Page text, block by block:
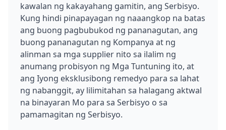
kawalan ng kakayahang gamitin, ang Serbisyo.
Kung hindi pinapayagan ng naaangkop na batas
ang buong pagbubukod ng pananagutan, ang
buong pananagutan ng Kompanya at ng
alinman sa mga supplier nito sa ilalim ng
anumang probisyon ng Mga Tuntuning ito, at
ang Iyong eksklusibong remedyo para sa lahat
ng nabanggit, ay lilimitahan sa halagang aktwal
na binayaran Mo para sa Serbisyo o sa
pamamagitan ng Serbisyo.